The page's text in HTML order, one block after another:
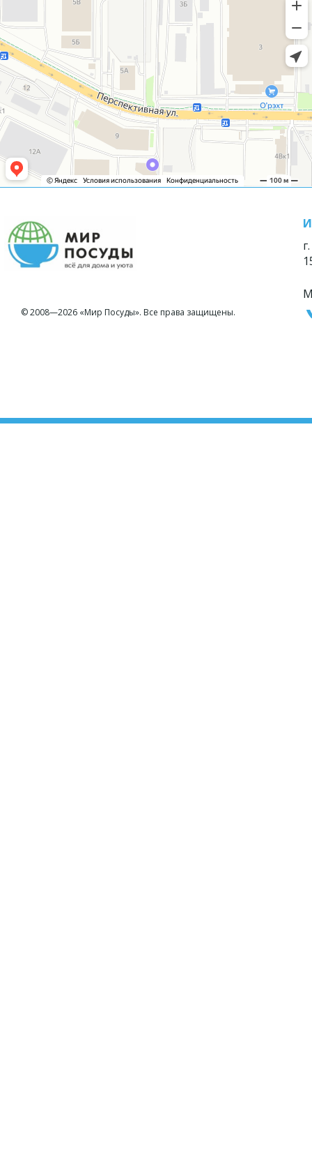
© 2008—2026 «Мир Посуды». Все права защищены.